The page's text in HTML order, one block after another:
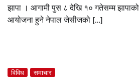
झापा । आगामी पुस ८ देखि १० गतेसम्म
आयोजना हुने नेपाल जेसीजको […]
विविध समाचार